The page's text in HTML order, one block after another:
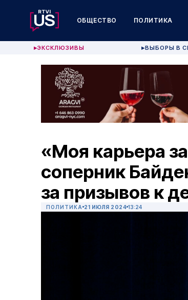
ОБЩЕСТВО ПОЛИТИКА
▶ЭКСКЛЮЗИВЫ ▶ВЫБОРЫ В
«Моя карьера
соперник
за призывов к
ПОЛИТИКА 21 ИЮЛЯ 2024 13:24